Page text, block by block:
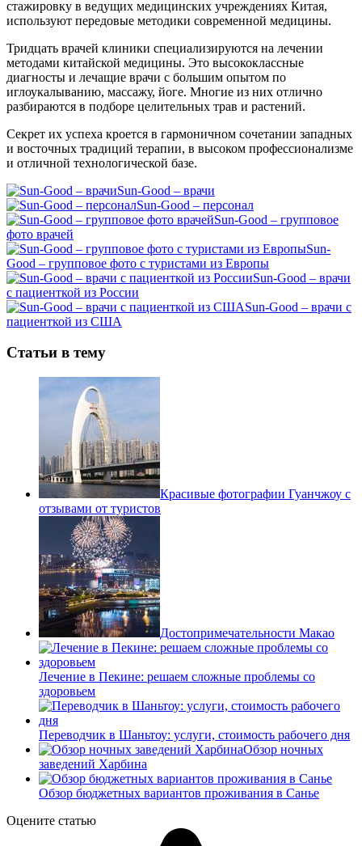
стажировку в ведущих медицинских учреждениях Китая,
используют передовые методики современной медицины.
Тридцать врачей клиники специализируются на лечении
методами китайской медицины. Это высококлассные
диагносты и лечащие врачи с большим опытом по
иглоукалыванию, массажу, йоге. Многие из них отлично
разбираются в подборе целительных трав и растений.
Секрет их успеха кроется в гармоничном сочетании западных
и восточных традиций терапии, в высоком профессионализме
и отличной технологической базе.
Sun-Good – врачи
Sun-Good – персонал
Sun-Good – групповое
фото врачей
Sun-
Good – групповое фото с туристами из Европы
Sun-Good – врачи
с пациенткой из России
Sun-Good – врачи с
пациенткой из США
Статьи в тему
Красивые фотографии Гуанчжоу с
отзывами от туристов
Достопримечательности Макао
Лечение в Пекине: решаем сложные проблемы со
здоровьем
Переводчик в Шаньтоу: услуги, стоимость рабочего дня
Обзор ночных
заведений Харбина
Обзор бюджетных вариантов проживания в Санье
Оцените статью